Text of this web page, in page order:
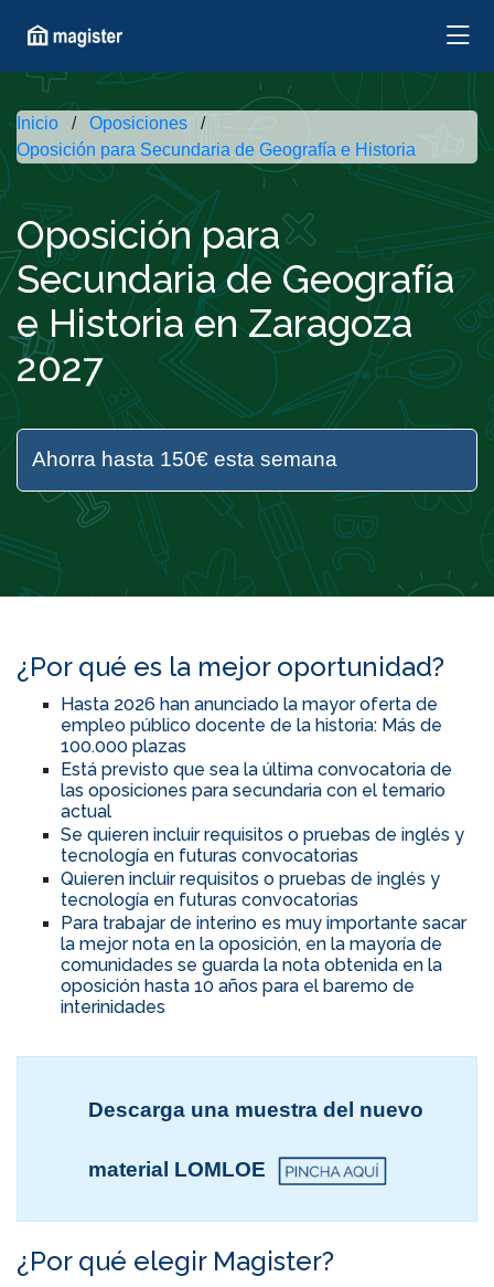
Inicio
Oposiciones
Oposición para Secundaria de Geografía e Historia
Oposición para
Secundaria de Geografía
e Historia en Zaragoza
2027
Ahorra hasta 150€ esta semana
¿Por qué es la mejor oportunidad?
Hasta 2026 han anunciado la mayor oferta de
empleo público docente de la historia: Más de
100.000 plazas
Está previsto que sea la última convocatoria de
las oposiciones para secundaria con el temario
actual
Se quieren incluir requisitos o pruebas de inglés y
tecnología en futuras convocatorias
Quieren incluir requisitos o pruebas de inglés y
tecnología en futuras convocatorias
Para trabajar de interino es muy importante sacar
la mejor nota en la oposición, en la mayoría de
comunidades se guarda la nota obtenida en la
oposición hasta 10 años para el baremo de
interinidades
Descarga una muestra del nuevo
material LOMLOE
¿Por qué elegir Magister?